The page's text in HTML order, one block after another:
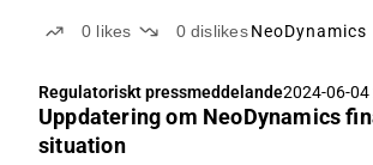
0 likes 0 dislikes NeoDynamics
Regulatoriskt pressmeddelande2024-06-04
Uppdatering om NeoDynamics
situation